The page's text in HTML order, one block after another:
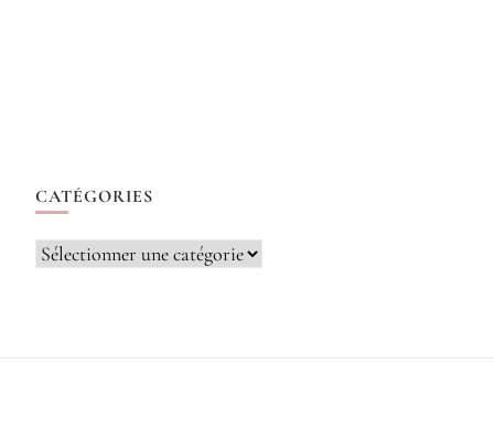
CATÉGORIES
Catégories